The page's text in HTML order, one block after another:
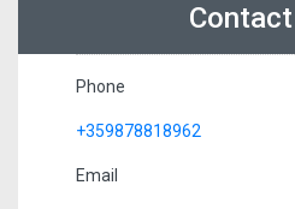
Phone
+359878818962
Email